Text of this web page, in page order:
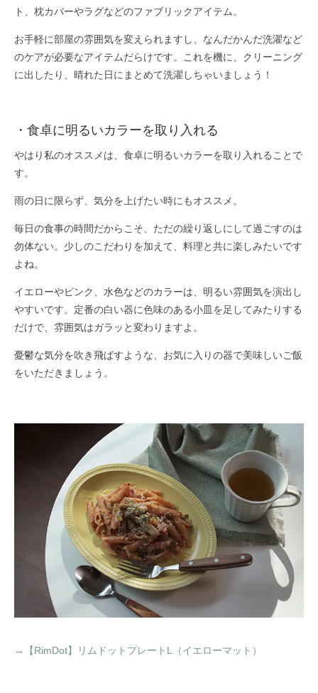
ト、枕カバーやラグなどのファブリックアイテム。
お手軽に部屋の雰囲気を変えられますし、なんだかんだ洗濯など
のケアが必要なアイテムだらけです。これを機に、クリーニング
に出したり、晴れた日にまとめて洗濯しちゃいましょう！
・食卓に明るいカラーを取り入れる
やはり私のオススメは、食卓に明るいカラーを取り入れることで
す。
雨の日に限らず、気分を上げたい時にもオススメ。
毎日の食事の時間だからこそ、ただの繰り返しにして過ごすのは
勿体ない。少しのこだわりを加えて、料理と共に楽しみたいです
よね。
イエローやピンク、水色などのカラーは、明るい雰囲気を演出し
やすいです。定番の白い器に色味のある小皿を足してみたりする
だけで、雰囲気はガラッと変わりますよ。
憂鬱な気分を吹き飛ばすような、お気に入りの器で美味しいご飯
をいただきましょう。
→【RimDot】リムドットプレートL（イエローマット）